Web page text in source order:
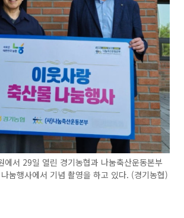
서 29일 열린 경기농협과 나눔축산운동본부
눔행사에서 기념 촬영을 하고 있다. (경기농협)